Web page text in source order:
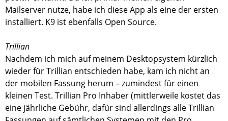
Mailserver nutze, habe ich diese App als eine der ersten
installiert. K9 ist ebenfalls Open Source.
Trillian
Nachdem ich mich auf meinem Desktopsystem kürzlich
wieder für Trillian entschieden habe, kam ich nicht an
der mobilen Fassung herum – zumindest für einen
kleinen Test. Trillian Pro Inhaber (mittlerweile kostet das
eine jährliche Gebühr, dafür sind allerdings alle Trillian